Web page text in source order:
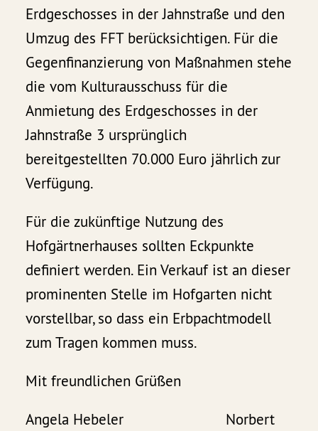
Erdgeschosses in der Jahnstraße und den
Umzug des FFT berücksichtigen. Für die
Gegenfinanzierung von Maßnahmen stehe
die vom Kulturausschuss für die
Anmietung des Erdgeschosses in der
Jahnstraße 3 ursprünglich
bereitgestellten 70.000 Euro jährlich zur
Verfügung.
Für die zukünftige Nutzung des
Hofgärtnerhauses sollten Eckpunkte
definiert werden. Ein Verkauf ist an dieser
prominenten Stelle im Hofgarten nicht
vorstellbar, so dass ein Erbpachtmodell
zum Tragen kommen muss.
Mit freundlichen Grüßen
Angela Hebeler Norbert